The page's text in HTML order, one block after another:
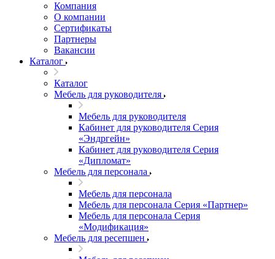
Компания
О компании
Сертификаты
Партнеры
Вакансии
Каталог
Каталог
Мебель для руководителя
Мебель для руководителя
Кабинет для руководителя Серия
«Эндргейн»
Кабинет для руководителя Серия
«Дипломат»
Мебель для персонала
Мебель для персонала
Мебель для персонала Серия «Партнер»
Мебель для персонала Серия
«Модификация»
Мебель для ресепшен